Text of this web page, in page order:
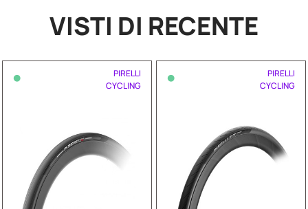
VISTI DI RECENTE
•
PIRELLI
CYCLING
•
PIRELLI
CYCLING